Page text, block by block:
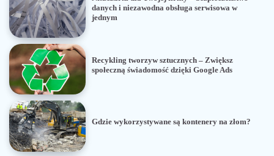
danych i niezawodna obsługa serwisowa w
jednym
Recykling tworzyw sztucznych – Zwiększ
społeczną świadomość dzięki Google Ads
Gdzie wykorzystywane są kontenery na złom?